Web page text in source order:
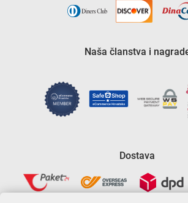
Naša članstva i
Dostava